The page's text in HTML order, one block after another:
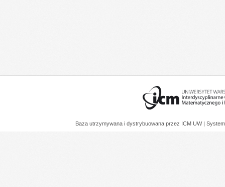
Baza utrzymywana i dystrybuowana przez ICM UW |